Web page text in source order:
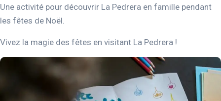
Une activité pour découvrir La Pedrera en famille pendant
les fêtes de Noël.
Vivez la magie des fêtes en visitant La Pedrera !